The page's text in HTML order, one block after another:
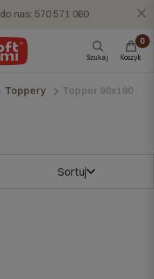
nas: 570 571 060 X
Szukaj Koszyk
Toppery Topper 90x190
Sortuj